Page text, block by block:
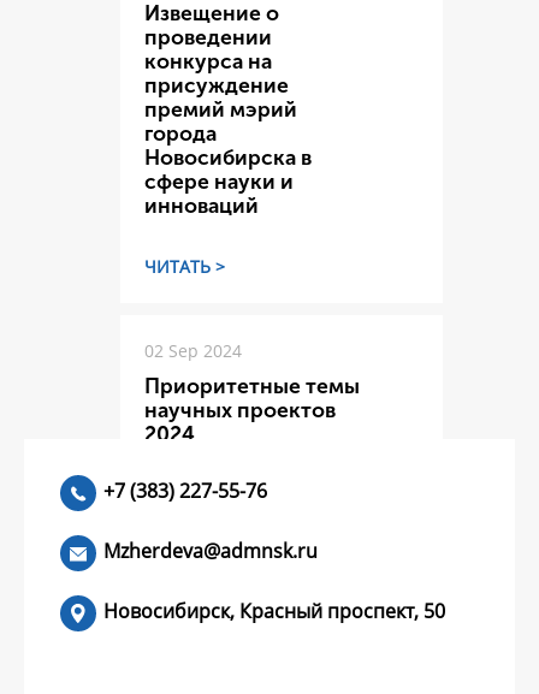
Извещение о
проведении
конкурса на
присуждение
премий мэрий
города
Новосибирска в
сфере науки и
инноваций
ЧИТАТЬ >
02 Sep 2024
Приоритетные темы
научных проектов
2024
ЧИТАТЬ >
+7 (383) 227-55-76
Mzherdeva@admnsk.ru
Новосибирск, Красный проспект, 50